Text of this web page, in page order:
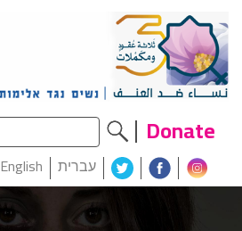
Donate
עברית English